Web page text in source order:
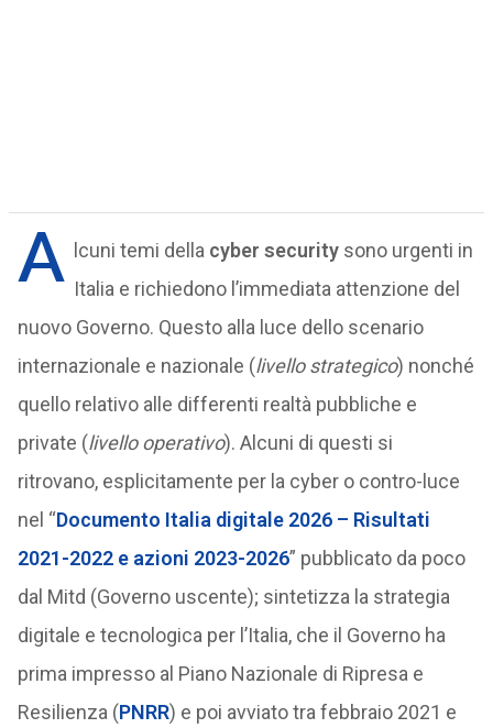
A lcuni temi della cyber securitysono urgenti in
Italia e richiedono l’immediata attenzione del
nuovo Governo. Questo alla luce dello scenario
internazionale e nazionale (livello strategico) nonché
quello relativo alle differenti realtà pubbliche e
private (livello operativo). Alcuni di questi si
ritrovano, esplicitamente per la cyber o contro-luce
nel “Documento Italia digitale 2026 – Risultati
2021-2022 e azioni 2023-2026” pubblicato da poco
dal Mitd (Governo uscente); sintetizza la strategia
digitale e tecnologica per l’Italia, che il Governo ha
prima impresso al Piano Nazionale di Ripresa e
Resilienza (PNRR) e poi avviato tra febbraio 2021 e